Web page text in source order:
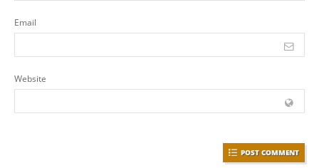
Email
Website